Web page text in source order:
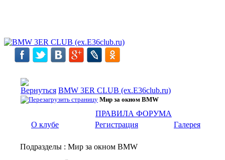
BMW 3ER CLUB (ex.E36club.ru)
Мир за окном BMW
ПРАВИЛА ФОРУМА
О клубе
Регистрация Галерея
Подразделы : Мир за окном BMW